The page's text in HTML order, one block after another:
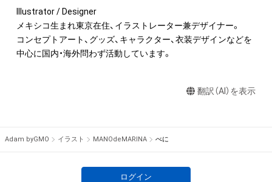
Illustrator / Designer
メキシコ生まれ東京在住、イラストレーター兼デザイナー。
コンセプトアート、グッズ、キャラクター、衣装デザインなどを
中心に国内・海外問わず活動しています。
翻訳（AI）を表示
Adam byGMO イラスト MANOdeMARINA べに
ログイン